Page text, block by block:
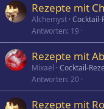
Rezepte mit
Alchemyst Cocktail-
Antworten 19
Rezepte mit
Mixael Cocktail-
Antworten 20
Rezepte mit